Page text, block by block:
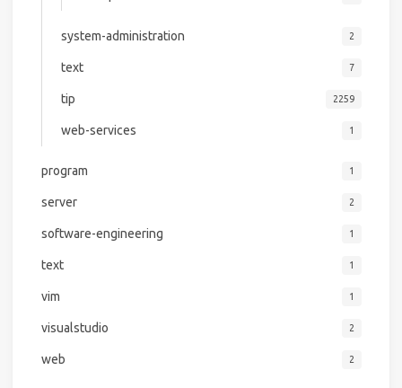
system-administration 2
text 7
tip 2259
web-services 1
program 1
server 2
software-engineering 1
text 1
vim 1
visualstudio 2
web 2